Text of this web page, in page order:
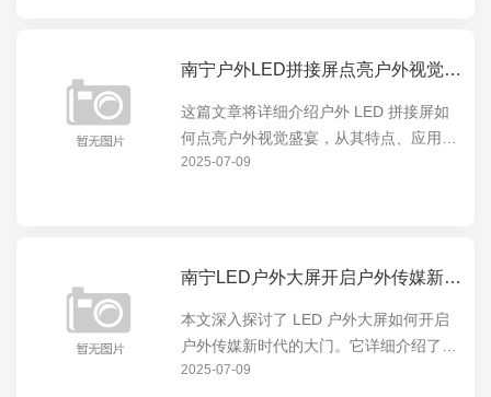
南宁户外LED拼接屏点亮户外视觉盛宴
这篇文章将详细介绍户外 LED 拼接屏如
何点亮户外视觉盛宴，从其特点、应用场
景到实际效果，全方位展示这一创新技术
2025-07-09
南宁LED户外大屏开启户外传媒新时代的大门
本文深入探讨了 LED 户外大屏如何开启
户外传媒新时代的大门。它详细介绍了
LED 户外大屏的特点与优势，如高亮度、
2025-07-09